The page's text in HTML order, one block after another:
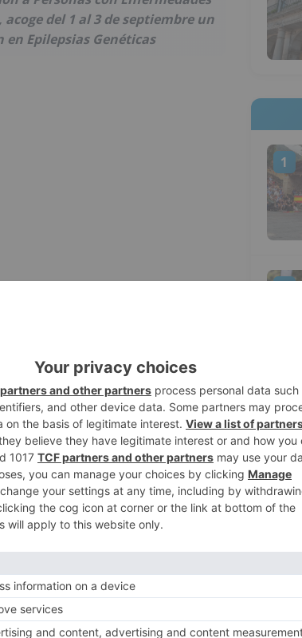
del 1 al 3 de septiembre un
Epilepsias Genéticas
Investigación en
Creer, las familias
de experiencias
menores, a su vez, disfrutarán
es una entidad sin
promover y garantizar el
genéticas, con el fin de
mejorar su diagnóstico y hallar
los efectos de la
cursan con crisis epilépticas. La
en los afectados se
que determinan graves
1
3